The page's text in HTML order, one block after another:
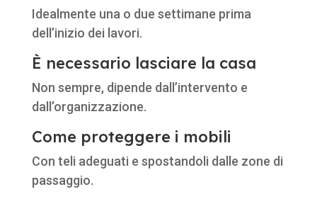
Idealmente una o due settimane prima
dell’inizio dei lavori.
È necessario lasciare la casa
Non sempre, dipende dall’intervento e
dall’organizzazione.
Come proteggere i mobili
Con teli adeguati e spostandoli dalle zone di
passaggio.